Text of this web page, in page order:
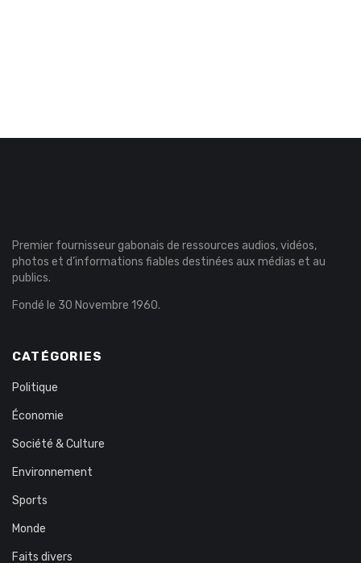
Premier fournisseur gabonais de ressources audios, vidéos,
photos et d’informations fiables destinées aux médias et au
publics.
Fondé le 30 Novembre 1960.
CATÉGORIES
Politique
Économie
Société & Culture
Environnement
Sports
Monde
Faits divers